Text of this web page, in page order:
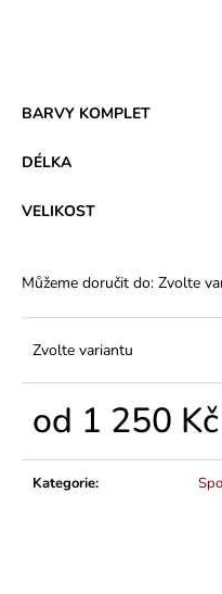
BARVY KOMPLET
DÉLKA
VELIKOST
Můžeme doručit do: Zvolte
Zvolte variantu
od 1 250 Kč
Kategorie: